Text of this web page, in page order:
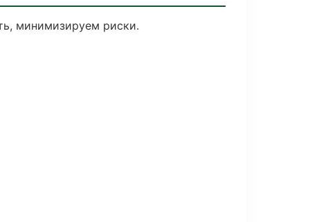
минимизируем риски.